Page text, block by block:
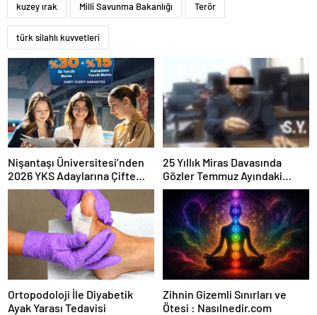
kuzey ırak Milli Savunma Bakanlığı Terör
türk silahlı kuvvetleri
Nişantaşı Üniversitesi’nden
2026 YKS Adaylarına Çifte
Güvence: Sabit Ücret ve
Kesintisiz Burs
25 Yıllık Miras Davasında
Gözler Temmuz Ayındaki
Karar Duruşmasına Çevrildi
Ortopodoloji İle Diyabetik
Ayak Yarası Tedavisi
Zihnin Gizemli Sınırları ve
Ötesi : Nasılnedir.com